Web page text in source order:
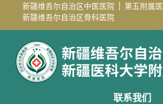
新疆维吾尔自治区中医医院
第五附属
新疆维吾尔自治区骨科医院
联系我们